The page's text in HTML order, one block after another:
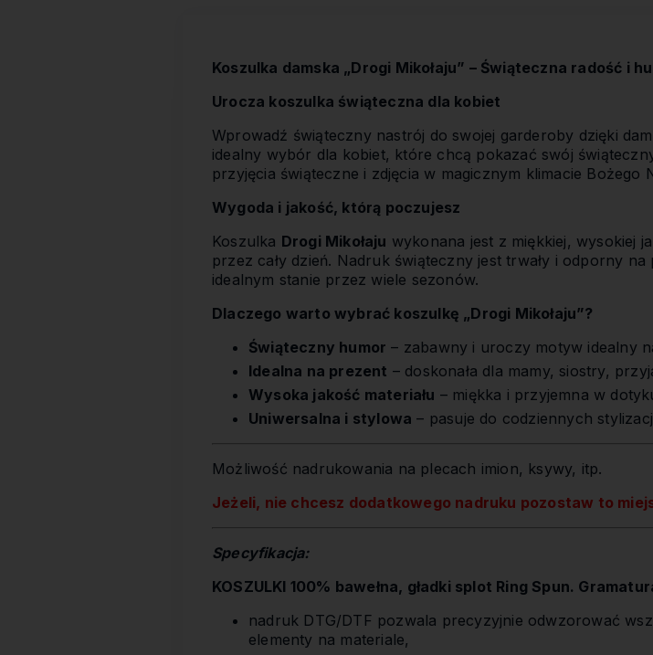
Koszulka damska „Drogi Mikołaju” – Świąteczna radość i
Urocza koszulka świąteczna dla kobiet
Wprowadź świąteczny nastrój do swojej garderoby dzięki
idealny wybór dla kobiet, które chcą pokazać swój
przyjęcia świąteczne i zdjęcia w magicznym klimacie Bożego
Wygoda i jakość, którą poczujesz
Koszulka Drogi Mikołaju wykonana jest z miękkiej, wysokiej
przez cały dzień. Nadruk świąteczny jest trwały i odporny
idealnym stanie przez wiele sezonów.
Dlaczego warto wybrać koszulkę „Drogi Mikołaju”?
Świąteczny humor – zabawny i uroczy motyw idealny
Idealna na prezent – doskonała dla mamy, siostry,
Wysoka jakość materiału – miękka i przyjemna w
Uniwersalna i stylowa – pasuje do codziennych
Możliwość nadrukowania na plecach imion, ksywy, itp.
Jeżeli, nie chcesz dodatkowego nadruku pozostaw to
Specyfikacja:
KOSZULKI 100% bawełna, gładki splot Ring Spun.
nadruk DTG/DTF pozwala precyzyjnie odwzorować
elementy na materiale,